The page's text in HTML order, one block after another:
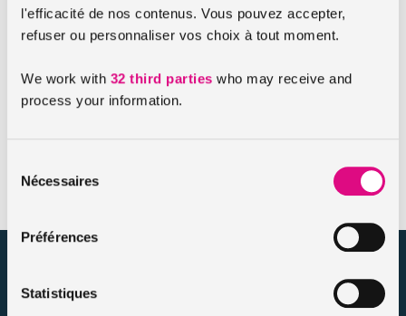
l'efficacité de nos contenus. Vous pouvez accepter,
refuser ou personnaliser vos choix à tout moment.
We work with 32 third parties who may receive and
process your information.
Nécessaires
Préférences
Statistiques
Dépassement du nombre de kilomètres prévu
: une remise non appliquée
Si vous avez effectué plus de 5000, 8000 ou 10000
kilomètres dans l’année, vous devez prévenir votre
sur internet spécialisé en IARD et en assurances de personnes